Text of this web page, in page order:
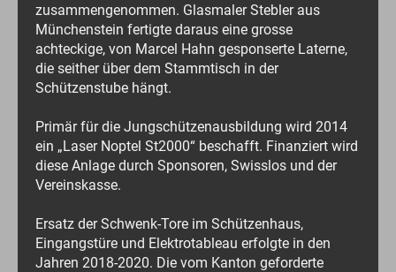
zusammengenommen. Glasmaler Stebler aus
Münchenstein fertigte daraus eine grosse
achteckige, von Marcel Hahn gesponserte Laterne,
die seither über dem Stammtisch in der
Schützenstube hängt.
Primär für die Jungschützenausbildung wird 2014
ein „Laser Noptel St2000“ beschafft. Finanziert wird
diese Anlage durch Sponsoren, Swisslos und der
Vereinskasse.
Ersatz der Schwenk-Tore im Schützenhaus,
Eingangstüre und Elektrotableau erfolgte in den
Jahren 2018-2020. Die vom Kanton geforderte